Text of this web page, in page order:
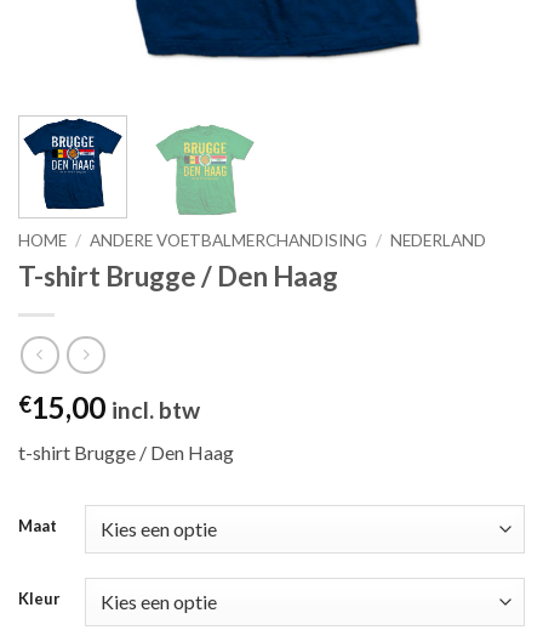
HOME / ANDERE VOETBALMERCHANDISING / NEDERLAND
T-shirt Brugge / Den Haag
€15,00 incl. btw
t-shirt Brugge / Den Haag
Maat
Kleur